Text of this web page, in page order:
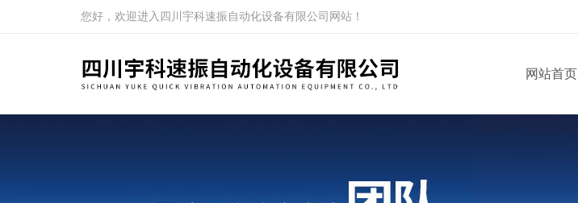
您好，欢迎进入四川宇科速振自动化设备有限公司网站！
网站首页